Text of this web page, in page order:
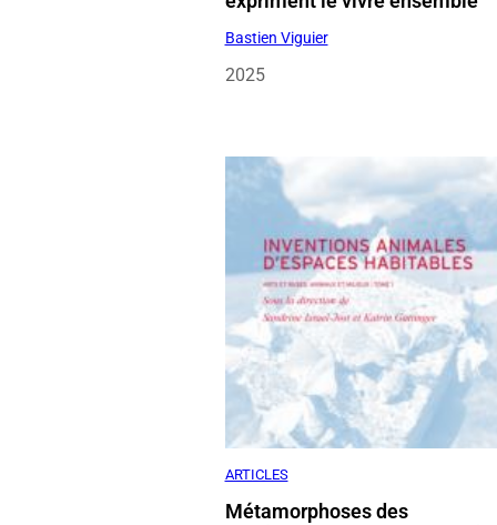
2025
ARTICLES
Métamorphoses des
représentations et des
de faire monde avec les